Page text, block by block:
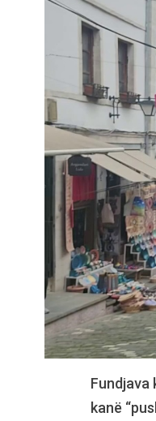
Fundjava
kanë